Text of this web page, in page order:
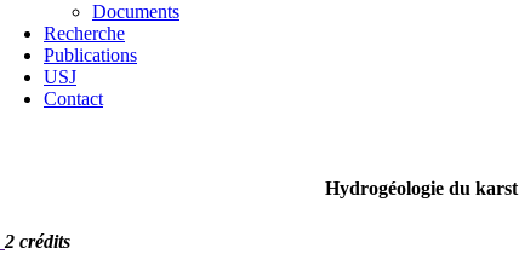
Documents
Recherche
Publications
USJ
Contact
Hydrogéologie du karst
2 crédits